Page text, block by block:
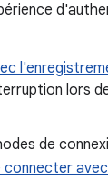
lors
de
connecter